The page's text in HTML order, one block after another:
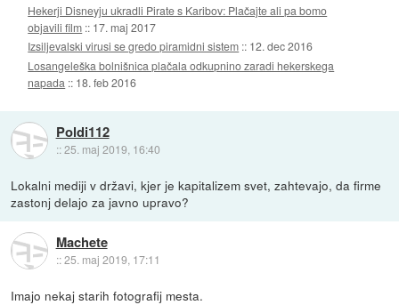
Hekerji Disneyju ukradli Pirate s Karibov: Plačajte ali pa bomo
objavili film :: 17. maj 2017
Izsiljevalski virusi se gredo piramidni sistem :: 12. dec 2016
Losangeleška bolnišnica plačala odkupnino zaradi hekerskega
napada :: 18. feb 2016
Poldi112
::25. maj 2019, 16:40
Lokalni mediji v državi, kjer je kapitalizem svet, zahtevajo, da firme
zastonj delajo za javno upravo?
Machete
::25. maj 2019, 17:11
Imajo nekaj starih fotografij mesta.